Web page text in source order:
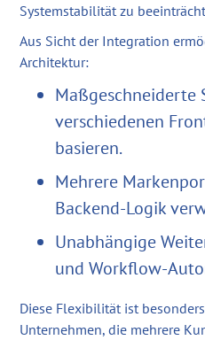
Systemstabilität zu
Aus Sicht der Integration
Architektur:
Maßgeschneiderte
verschiedenen
basieren.
Mehrere
Backend-Logik
Unabhängige
und Workflow-
Diese Flexibilität ist
Unternehmen, die mehrere